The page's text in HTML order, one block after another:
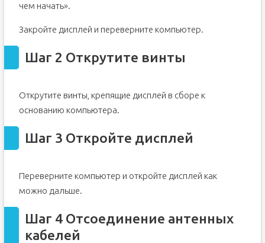
чем начать».
Закройте дисплей и переверните компьютер.
Шаг 2 Открутите винты
Открутите винты, крепящие дисплей в сборе к
основанию компьютера.
Шаг 3 Откройте дисплей
Переверните компьютер и откройте дисплей как
можно дальше.
Шаг 4 Отсоединение антенных
кабелей